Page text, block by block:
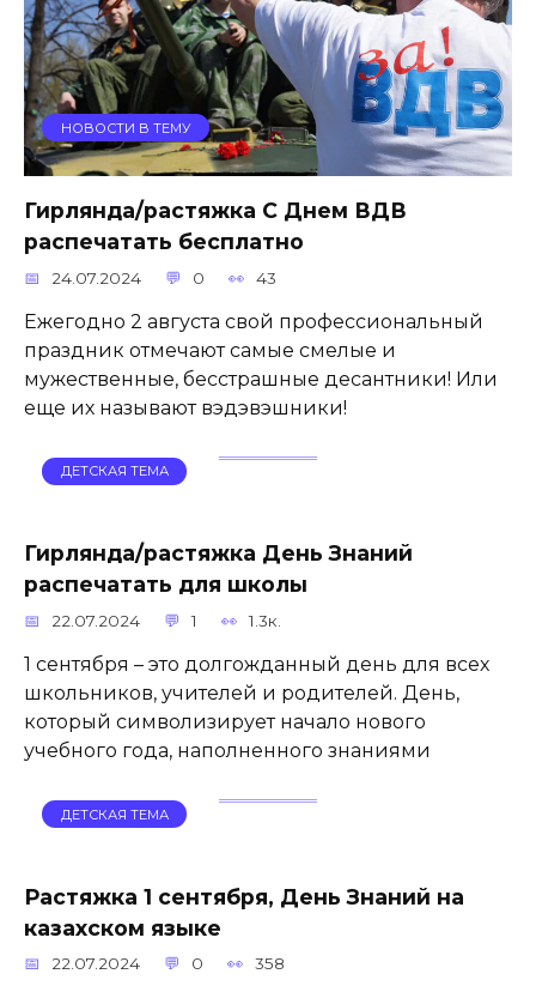
НОВОСТИ В ТЕМУ
Гирлянда/растяжка С Днем ВДВ
распечатать бесплатно
24.07.2024 0 43
Ежегодно 2 августа свой профессиональный
праздник отмечают самые смелые и
мужественные, бесстрашные десантники! Или
еще их называют вэдэвэшники!
ДЕТСКАЯ ТЕМА
Гирлянда/растяжка День Знаний
распечатать для школы
22.07.2024 1 1.3к.
1 сентября – это долгожданный день для всех
школьников, учителей и родителей. День,
который символизирует начало нового
учебного года, наполненного знаниями
ДЕТСКАЯ ТЕМА
Растяжка 1 сентября, День Знаний на
казахском языке
22.07.2024 0 358